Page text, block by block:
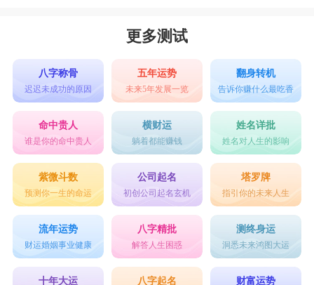
更多测试
八字称骨
迟迟未成功的原因
五年运势
未来5年发展一览
翻身转机
告诉你赚什么最吃香
命中贵人
谁是你的命中贵人
横财运
躺着都能赚钱
姓名详批
姓名对人生的影响
紫微斗数
预测你一生的命运
公司起名
初创公司起名玄机
塔罗牌
指引你的未来人生
流年运势
财运婚姻事业健康
八字精批
解答人生困惑
测终身运
洞悉未来鸿图大运
十年大运 八字起名 财富运势